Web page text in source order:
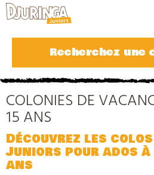
Recherchez une
COLONIES DE
15 ANS
Découvrez les
Juniors pour ados
ans